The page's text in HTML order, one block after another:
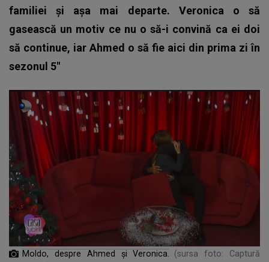
familiei și așa mai departe. Veronica o să
gasească un motiv ce nu o să-i convină ca ei doi
să continue, iar Ahmed o să fie aici din prima zi în
sezonul 5"
Moldo, despre Ahmed și Veronica.
(sursa foto: Captură